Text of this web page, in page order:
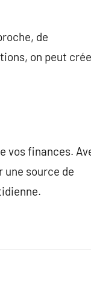
de
on peut
vos finances.
source de